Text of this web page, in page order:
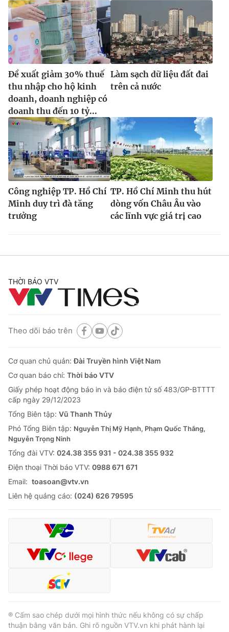
Đề xuất giảm 30% thuế
thu nhập cho hộ kinh
doanh, doanh nghiệp có
doanh thu đến 10 tỷ...
Làm sạch dữ liệu đất đai
trên cả nước
Công nghiệp TP. Hồ Chí
Minh duy trì đà tăng
trưởng
TP. Hồ Chí Minh thu hút
dòng vốn Châu Âu vào
các lĩnh vực giá trị cao
THỜI BÁO VTV
Theo dõi báo trên
Cơ quan chủ quản:Đài Truyền hình Việt Nam
Cơ quan báo chí: Thời báo VTV
Giấy phép hoạt động báo in và báo điện tử số 483/GP-BTTTT
cấp ngày 29/12/2023
Tổng Biên tập: Vũ Thanh Thủy
Phó Tổng Biên tập: Nguyễn Thị Mỹ Hạnh, Phạm Quốc Thắng,
Nguyễn Trọng Ninh
Tổng đài VTV: 024.38 355 931 - 024.38 355 932
Ðiện thoại Thời báo VTV: 0988 671 671
Email: toasoan@vtv.vn
Liên hệ quảng cáo: (024) 626 79595
® Cấm sao chép dưới mọi hình thức nếu không có sự chấp
thuận bằng văn bản. Ghi rõ nguồn VTV.vn khi phát hành lại